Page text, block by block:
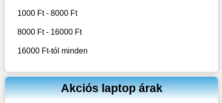
1000 Ft - 8000 Ft
8000 Ft - 16000 Ft
16000 Ft-tól minden
Akciós laptop árak